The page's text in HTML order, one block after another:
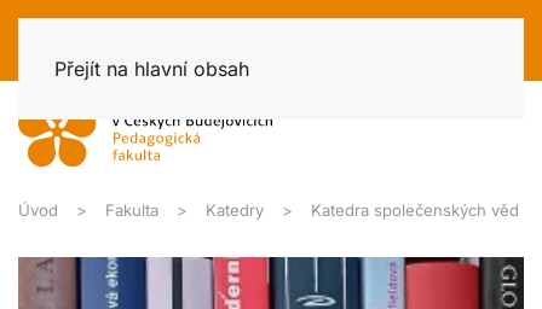
Přejít na hlavní obsah
Úvod Fakulta Katedry Katedra společenských věd